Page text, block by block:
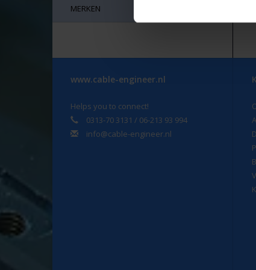
MERKEN
www.cable-engineer.nl
Helps you to connect!
0313-70 3131 / 06-213 93 994
info@cable-engineer.nl